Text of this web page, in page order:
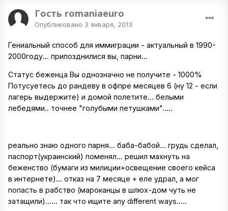
Гость romaniaeuro
Опубликовано 3 января, 2013
Гениальный способ для иммиграции - актуальный в 1990-
2000году... припозднилися вы, парни...
Статус беженца Вы однозначно не получите - 1000%
Потусуетесь до рандеву в офпре месяцев 6 (ну 12 - если
лагерь выдержите) и домой полетите... белыми
лебедями.. точнее "голубыми петушками".....
реально знаю одного парня... баба-бабой... грудь сделал,
паспорт(украинский) поменял... решил махнуть на
беженство (бумаги из милиции+освещение своего кейса
в интернете)... отказ на 7 месяце + еле удрал, а мог
попасть в рабство (мароканцы в шлюх-дом чуть не
затащили)...... так что ищите any different ways.....